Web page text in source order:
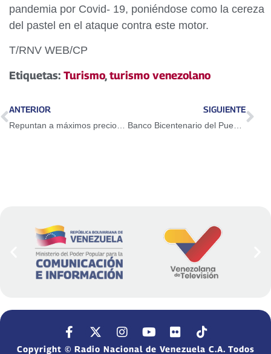
pandemia por Covid- 19, poniéndose como la cereza
del pastel en el ataque contra este motor.
T/RNV WEB/CP
Etiquetas: Turismo,turismo venezolano
ANTERIOR SIGUIENTE
Copyright © Radio Nacional de Venezuela C.A. Todos